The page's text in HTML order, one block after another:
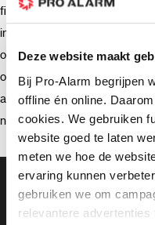
Deze website maakt
Bij Pro-Alarm begrijpen
offline én online.
cookies. We gebruiken
website goed te laten
meten we hoe de
ervaring kunnen
gebruiken we om
relevantere advertenties
firmware (3)
installatie (2)
ondersteuning (2)
opnemen (2)
advies (2)
netwerkrecorder (2)
Gratis bezorging vanaf
Gratis retourneren binnen
Klanten geven ons een